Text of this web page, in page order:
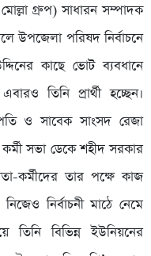
গ্রুপ) সাধারন সম্পাদক
উপজেলা পরিষদ নির্বাচনে
কাছে ভোট ব্যবধানে
তিনি প্রার্থী হচ্ছেন।
ও সাবেক সাংসদ রেজা
সভা ডেকে শহীদ সরকার
কর্মীদের তার পক্ষে কাজ
নির্বাচনী মাঠে নেমে
তিনি বিভিন্ন ইউনিয়নের